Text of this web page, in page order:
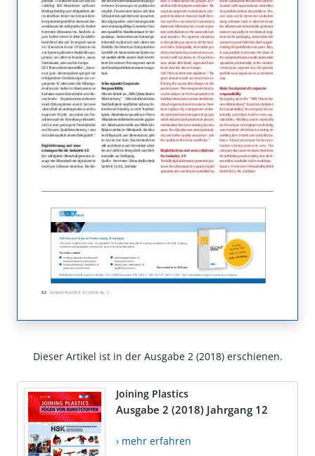
Dieser Artikel ist in der Ausgabe 2 (2018) erschienen.
Joining Plastics
Ausgabe 2 (2018) Jahrgang 12
› mehr erfahren